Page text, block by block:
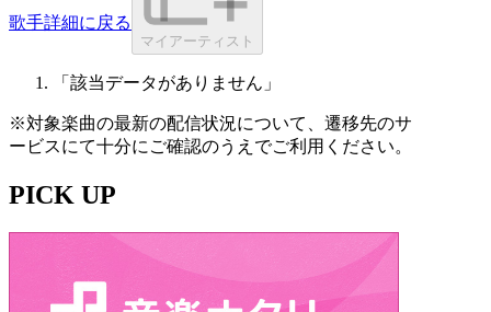
歌手詳細に戻る
マイアーティスト
「該当データがありません」
※対象楽曲の最新の配信状況について、遷移先のサ
ービスにて十分にご確認のうえでご利用ください。
PICK UP